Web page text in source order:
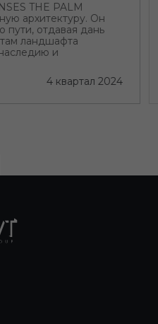
THE PALM
архитектуру. Он
пути, отдавая дань
ландшафта
и
4 квартал 2024